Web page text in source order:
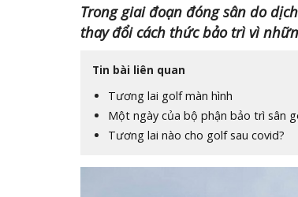
Trong giai đoạn đóng sân do
thay đổi cách thức bảo trì vì
Tin bài liên quan
Tương lai golf màn hình
Một ngày của bộ phận bảo trì sân
Tương lai nào cho golf sau covid?